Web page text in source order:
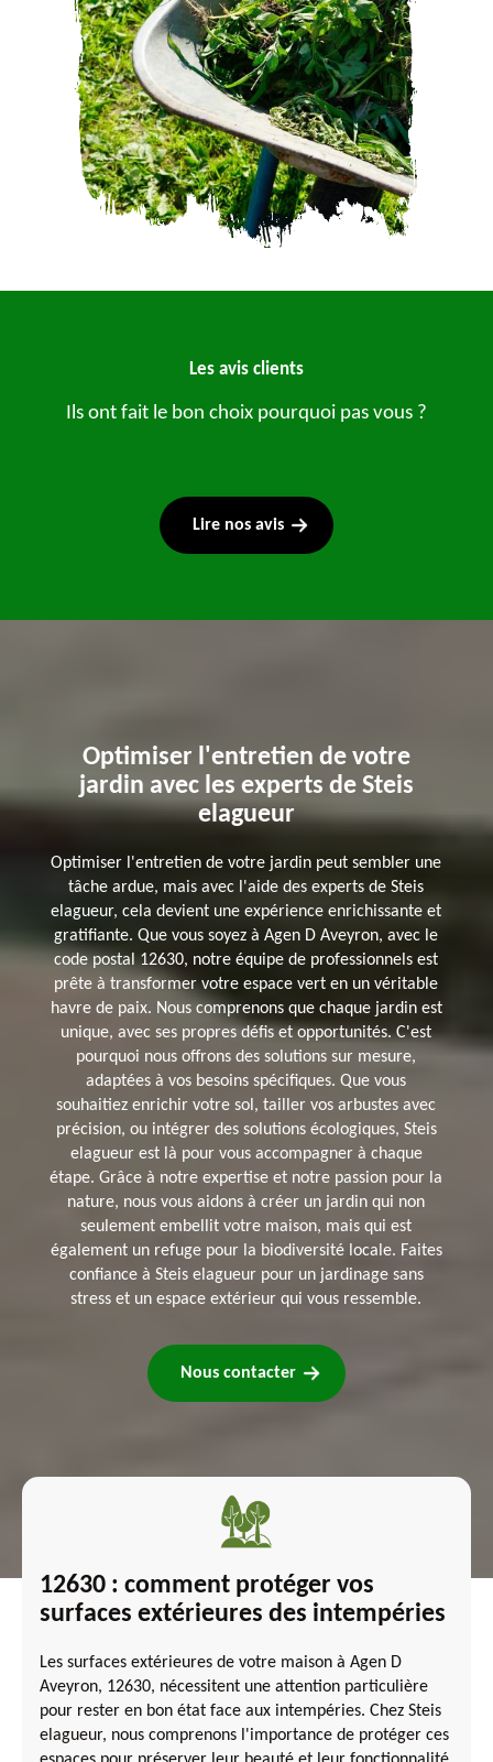
Les avis clients
Ils ont fait le bon choix pourquoi pas vous ?
Lire nos avis
Optimiser l'entretien de votre
jardin avec les experts de Steis
elagueur
Optimiser l'entretien de votre jardin peut sembler une
tâche ardue, mais avec l'aide des experts de Steis
elagueur, cela devient une expérience enrichissante et
gratifiante. Que vous soyez à Agen D Aveyron, avec le
code postal 12630, notre équipe de professionnels est
prête à transformer votre espace vert en un véritable
havre de paix. Nous comprenons que chaque jardin est
unique, avec ses propres défis et opportunités. C'est
pourquoi nous offrons des solutions sur mesure,
adaptées à vos besoins spécifiques. Que vous
souhaitiez enrichir votre sol, tailler vos arbustes avec
précision, ou intégrer des solutions écologiques, Steis
elagueur est là pour vous accompagner à chaque
étape. Grâce à notre expertise et notre passion pour la
nature, nous vous aidons à créer un jardin qui non
seulement embellit votre maison, mais qui est
également un refuge pour la biodiversité locale. Faites
confiance à Steis elagueur pour un jardinage sans
stress et un espace extérieur qui vous ressemble.
Nous contacter
12630 : comment protéger vos
surfaces extérieures des intempéries
Les surfaces extérieures de votre maison à Agen D
Aveyron, 12630, nécessitent une attention particulière
pour rester en bon état face aux intempéries. Chez Steis
elagueur, nous comprenons l'importance de protéger ces